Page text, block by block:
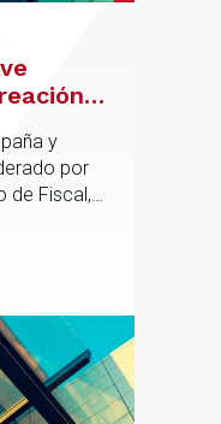
a
y
por
de Fiscal,
primer